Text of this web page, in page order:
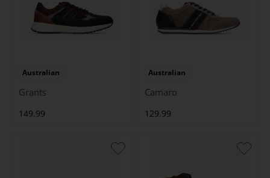
Australian
Grants
149.99
Australian
Camaro
129.99